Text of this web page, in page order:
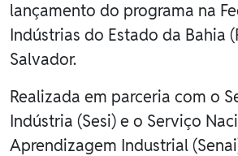
lançamento do programa na
Indústrias do Estado da Bahia
Salvador.
Realizada em parceria com o
Indústria (Sesi) e o Serviço
Aprendizagem Industrial